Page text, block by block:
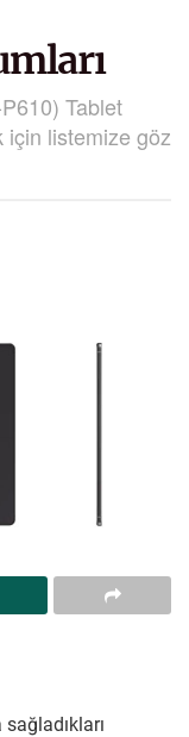
Tablet
için listemize göz
sağladıkları